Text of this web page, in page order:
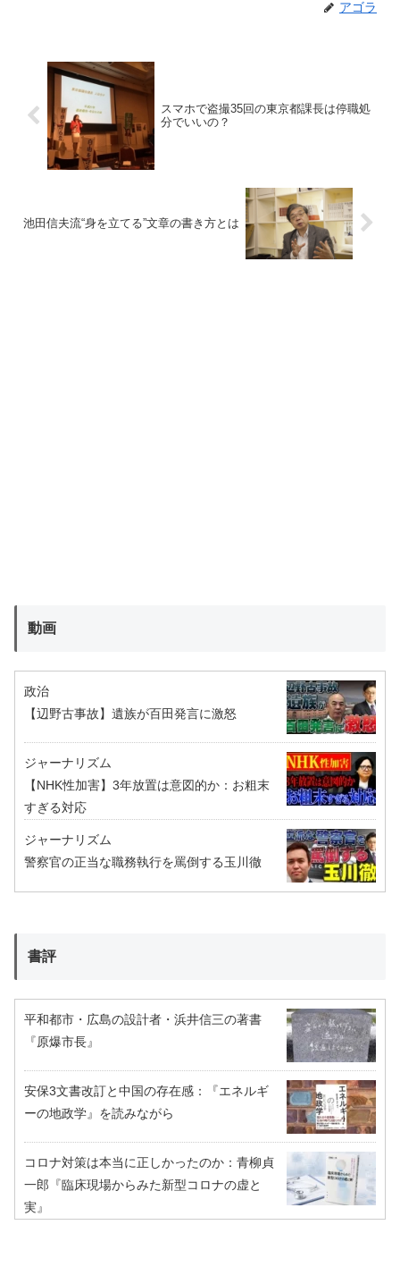
アゴラ
スマホで盗撮35回の東京都課長は停職処
分でいいの？
池田信夫流“身を立てる”文章の書き方とは
動画
政治
【辺野古事故】遺族が百田発言に激怒
ジャーナリズム
【NHK性加害】3年放置は意図的か：お粗末
すぎる対応
ジャーナリズム
警察官の正当な職務執行を罵倒する玉川徹
書評
平和都市・広島の設計者・浜井信三の著書
『原爆市長』
安保3文書改訂と中国の存在感：『エネルギ
ーの地政学』を読みながら
コロナ対策は本当に正しかったのか：青柳貞
一郎『臨床現場からみた新型コロナの虚と
実』